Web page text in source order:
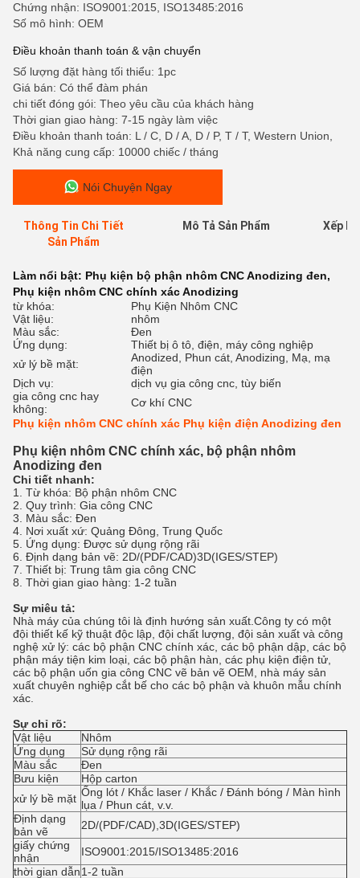
Chứng nhận: ISO9001:2015, ISO13485:2016
Số mô hình: OEM
Điều khoản thanh toán & vận chuyển
Số lượng đặt hàng tối thiểu: 1pc
Giá bán: Có thể đàm phán
chi tiết đóng gói: Theo yêu cầu của khách hàng
Thời gian giao hàng: 7-15 ngày làm việc
Điều khoản thanh toán: L / C, D / A, D / P, T / T, Western Union,
Khả năng cung cấp: 10000 chiếc / tháng
Nói Chuyện Ngay
Thông Tin Chi Tiết
Sản Phẩm
Mô Tả Sản Phẩm Xếp
Làm nổi bật: Phụ kiện bộ phận nhôm CNC Anodizing đen,
Phụ kiện nhôm CNC chính xác Anodizing
từ khóa:
Phụ Kiện Nhôm CNC
Vật liệu:
nhôm
Màu sắc:
Đen
Ứng dụng:
Thiết bị ô tô, điện, máy công nghiệp
xử lý bề mặt:
Anodized, Phun cát, Anodizing, Mạ, mạ
điện
Dịch vụ:
dịch vụ gia công cnc, tùy biến
gia công cnc hay
không:
Cơ khí CNC
Phụ kiện nhôm CNC chính xác Phụ kiện điện Anodizing đen
Phụ kiện nhôm CNC chính xác, bộ phận nhôm
Anodizing đen
Chi tiết nhanh:
1. Từ khóa: Bộ phận nhôm CNC
2. Quy trình: Gia công CNC
3. Màu sắc: Đen
4. Nơi xuất xứ: Quảng Đông, Trung Quốc
5. Ứng dụng: Được sử dụng rộng rãi
6. Định dạng bản vẽ: 2D/(PDF/CAD)3D(IGES/STEP)
7. Thiết bị: Trung tâm gia công CNC
8. Thời gian giao hàng: 1-2 tuần
Sự miêu tả:
Nhà máy của chúng tôi là định hướng sản xuất.Công ty có một
đội thiết kế kỹ thuật độc lập, đội chất lượng, đội sản xuất và công
nghệ xử lý: các bộ phận CNC chính xác, các bộ phận dập, các bộ
phận máy tiện kim loại, các bộ phận hàn, các phụ kiện điện tử,
các bộ phận uốn gia công CNC vẽ bản vẽ OEM, nhà máy sản
xuất chuyên nghiệp cắt bế cho các bộ phận và khuôn mẫu chính
xác.
Sự chỉ rõ:
Vật liệu
Nhôm
Ứng dụng
Sử dụng rộng rãi
Màu sắc
Đen
Bưu kiện
Hộp carton
xử lý bề mặt Ống lót / Khắc laser / Khắc / Đánh bóng / Màn hình
lụa / Phun cát, v.v.
Định dạng
bản vẽ
2D/(PDF/CAD),3D(IGES/STEP)
giấy chứng
nhận
ISO9001:2015/ISO13485:2016
thời gian dẫn1-2 tuần